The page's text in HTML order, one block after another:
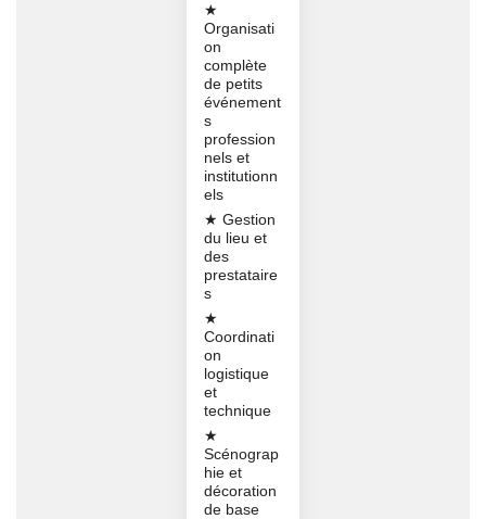
★
Organisati
on
complète
de petits
événement
s
profession
nels et
institutionn
els
★ Gestion
du lieu et
des
prestataire
s
★
Coordinati
on
logistique
et
technique
★
Scénograp
hie et
décoration
de base